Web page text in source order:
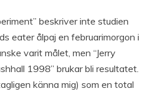
beskriver inte studien
eater ålpaj en februarimorgon i
varit målet, men “Jerry
1998” brukar bli resultatet.
känna mig) som en total